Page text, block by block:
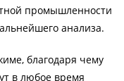
промышленности
анализа.
благодаря чему
в любое время